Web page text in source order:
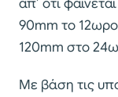
90mm το
120mm στο
Με βάση τις